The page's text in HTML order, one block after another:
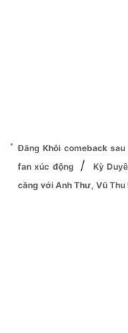
Đăng Khôi comeback
fan xúc động
/
Kỳ
căng với Anh Thư, Vũ